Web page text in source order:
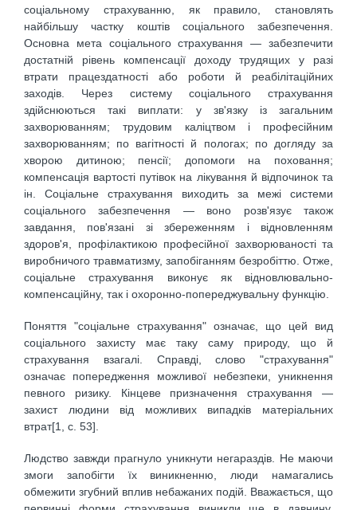
соціальному страхуванню, як правило, становлять
найбільшу частку коштів соціального забезпечення.
Основна мета соціального страхування — забезпечити
достатній рівень компенсації доходу трудящих у разі
втрати працездатності або роботи й реабілітаційних
заходів. Через систему соціального страхування
здійснюються такі виплати: у зв'язку із загальним
захворюванням; трудовим каліцтвом і професійним
захворюванням; по вагітності й пологах; по догляду за
хворою дитиною; пенсії; допомоги на поховання;
компенсація вартості путівок на лікування й відпочинок та
ін. Соціальне страхування виходить за межі системи
соціального забезпечення — воно розв'язує також
завдання, пов'язані зі збереженням і відновленням
здоров'я, профілактикою професійної захворюваності та
виробничого травматизму, запобіганням безробіттю. Отже,
соціальне страхування виконує як відновлювально-
компенсаційну, так і охоронно-попереджувальну функцію.
Поняття "соціальне страхування" означає, що цей вид
соціального захисту має таку саму природу, що й
страхування взагалі. Справді, слово "страхування"
означає попередження можливої небезпеки, уникнення
певного ризику. Кінцеве призначення страхування —
захист людини від можливих випадків матеріальних
втрат[1, с. 53].
Людство завжди прагнуло уникнути негараздів. Не маючи
змоги запобігти їх виникненню, люди намагались
обмежити згубний вплив небажаних подій. Вважається, що